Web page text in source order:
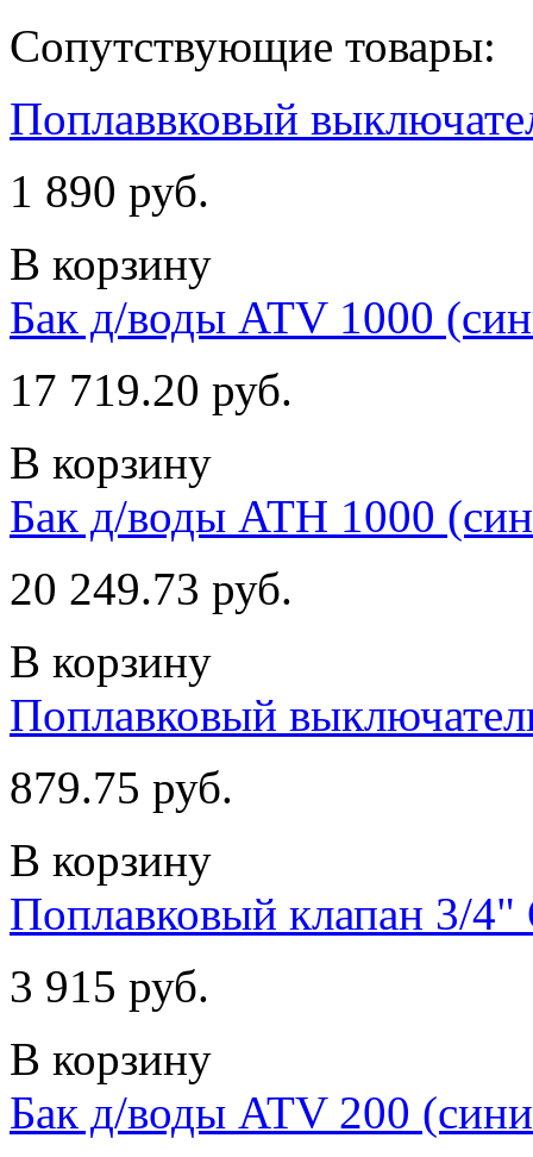
Сопутствующие товары:
Поплаввковый
1 890 руб.
В корзину
Бак д/воды ATV 1000
17 719.20 руб.
В корзину
Бак д/воды ATH 1000
20 249.73 руб.
В корзину
Поплавковый
879.75 руб.
В корзину
Поплавковый клапан 3/4"
3 915 руб.
В корзину
Бак д/воды ATV 200